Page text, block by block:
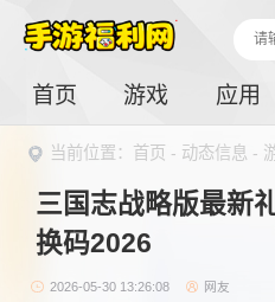
首页 游戏 应用
当前位置： 首页 - 动态信息 -
三国志战略版最新
换码2026
2026-05-30 13:26:08 网友